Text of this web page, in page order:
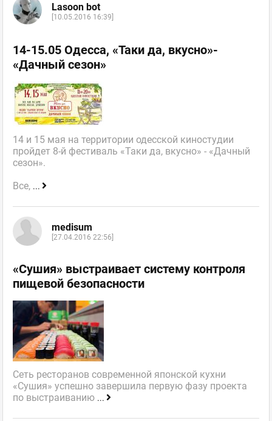
Lasoon bot
[10.05.2016 16:39]
14-15.05 Одесса, «Таки да, вкусно»-
«Дачный сезон»
14 и 15 мая на территории одесской киностудии
пройдет 8-й фестиваль «Таки да, вкусно» - «Дачный
сезон».
Все, ...
medisum
[27.04.2016 22:56]
«Сушия» выстраивает систему контроля
пищевой безопасности
Сеть ресторанов современной японской кухни
«Сушия» успешно завершила первую фазу проекта
по выстраиванию ...